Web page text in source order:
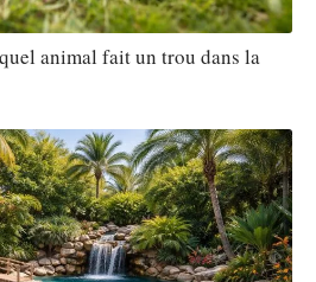
animal fait un trou dans la